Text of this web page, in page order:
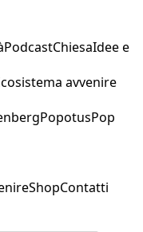
PodcastChiesaIdee e
avvenire
PopotusPop
ShopContatti